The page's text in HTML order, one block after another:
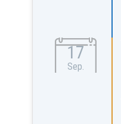
17
Sep.